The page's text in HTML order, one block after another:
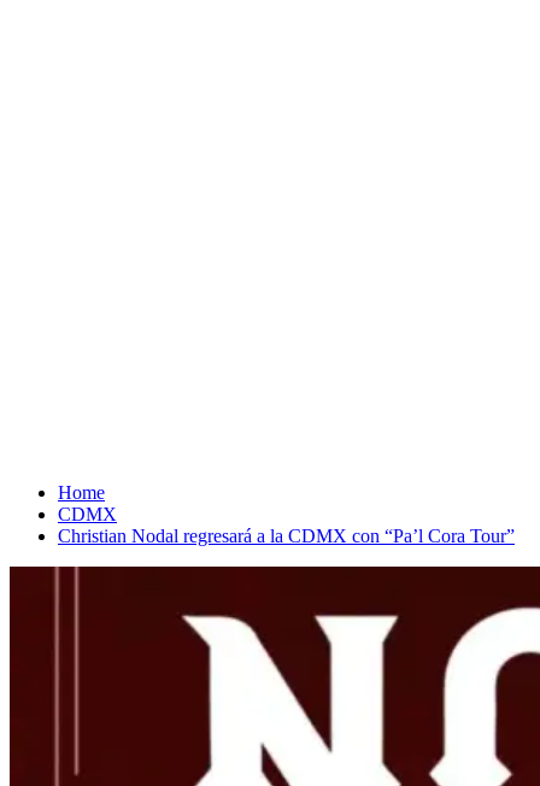
Home
CDMX
Christian Nodal regresará a la CDMX con “Pa’l Cora Tour”